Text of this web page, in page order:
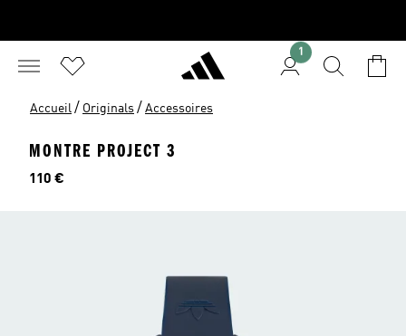
1
Accueil / Originals / Accessoires
MONTRE PROJECT 3
Prix
110 €